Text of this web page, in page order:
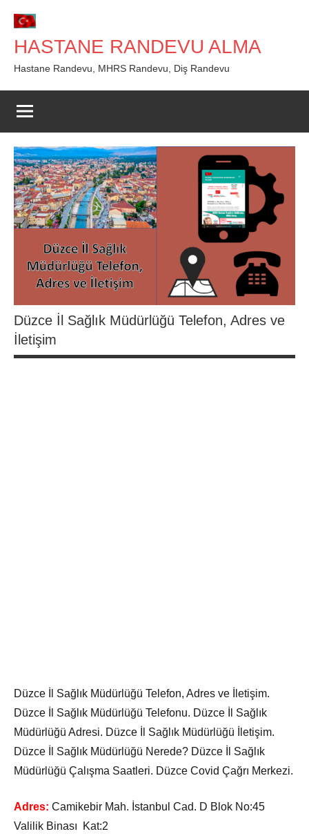
geç
HASTANE RANDEVU ALMA
Hastane Randevu, MHRS Randevu, Diş Randevu
Düzce İl Sağlık Müdürlüğü Telefon, Adres ve
İletişim
Düzce İl Sağlık Müdürlüğü Telefon, Adres ve İletişim.
Düzce İl Sağlık Müdürlüğü Telefonu. Düzce İl Sağlık
Müdürlüğü Adresi. Düzce İl Sağlık Müdürlüğü İletişim.
Düzce İl Sağlık Müdürlüğü Nerede? Düzce İl Sağlık
Müdürlüğü Çalışma Saatleri. Düzce Covid Çağrı Merkezi.
Adres: Camikebir Mah. İstanbul Cad. D Blok No:45
Valilik Binası Kat:2